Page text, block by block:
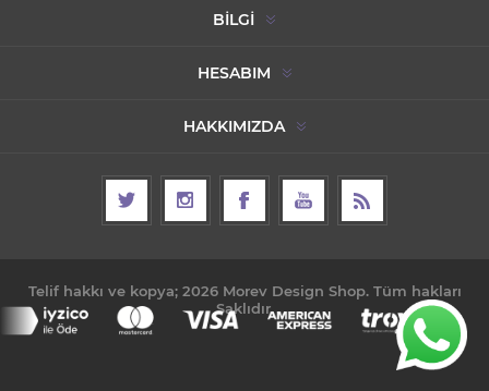
BILGI
HESABIM
HAKKIMIZDA
Telif hakkı ve kopya; 2026 Morev Design Shop. Tüm hakları
Saklıdır.